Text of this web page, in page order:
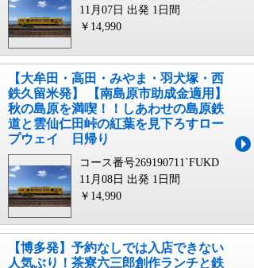
11月07日 出発 1日間
￥14,990
【大牟田・高田・みやま・羽犬塚・西
鉄久留米発】 【南島原市助成金適用】
秋の島原を満喫！！しあわせの島原鉄
道と雲仙仁田峠の紅葉を見下ろすロー
プウェイ 日帰り
コース番号269190711`FUKD
11月08日 出発 1日間
￥14,990
【博多発】予約なしでは入店できない
人気ぶり！茶寮六三郎創作ランチと鉄